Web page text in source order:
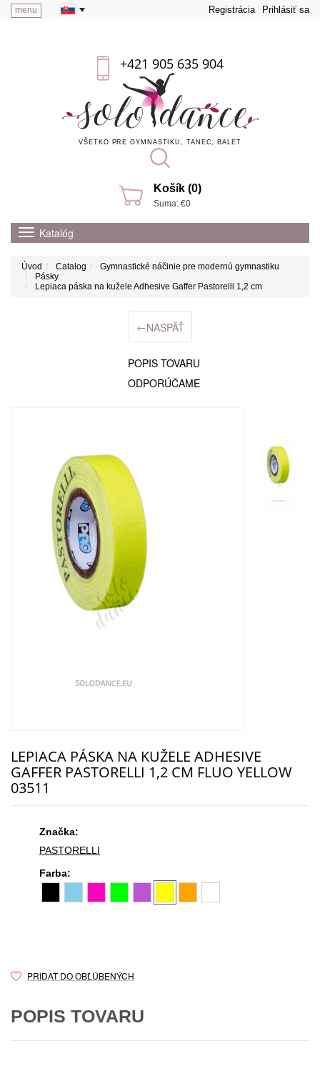
menu Registrácia Prihlásiť sa
+421 905 635 904
VŠETKO PRE GYMNASTIKU, TANEC, BALET
Košík (0)
Suma: €0
Katalóg
Úvod Catalog
Gymnastické náčinie pre modernú gymnastiku
Pásky
Lepiaca páska na kužele Adhesive Gaffer Pastorelli 1,2 cm
←NASPÄŤ
POPIS TOVARU
ODPORÚČAME
LEPIACA PÁSKA NA KUŽELE ADHESIVE
GAFFER PASTORELLI 1,2 CM FLUO YELLOW
03511
Značka:
PASTORELLI
Farba:
PRIDAŤ DO OBĽÚBENÝCH
POPIS TOVARU